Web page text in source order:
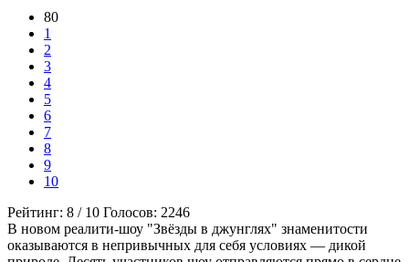
80
1
2
3
4
5
6
7
8
9
10
Рейтинг: 8 / 10 Голосов: 2246
В новом реалити-шоу "Звёзды в джунглях" знаменитости
оказываются в непривычных для себя условиях — дикой